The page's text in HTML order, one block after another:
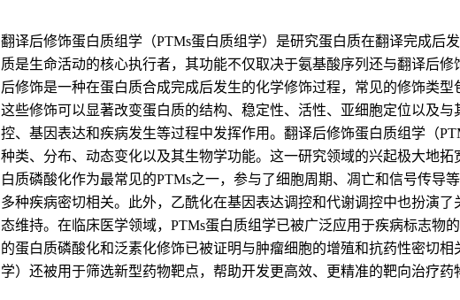
翻译后修饰蛋白质组学（PTMs蛋白质组学）是研究蛋白质在翻译完成后
质是生命活动的核心执行者，其功能不仅取决于氨基酸序列还与翻译后
后修饰是一种在蛋白质合成完成后发生的化学修饰过程，常见的修饰类
这些修饰可以显著改变蛋白质的结构、稳定性、活性、亚细胞定位以及
控、基因表达和疾病发生等过程中发挥作用。翻译后修饰蛋白质组学（
种类、分布、动态变化以及其生物学功能。这一研究领域的兴起极大地
白质磷酸化作为最常见的PTMs之一，参与了细胞周期、凋亡和信号传导
多种疾病密切相关。此外，乙酰化在基因表达调控和代谢调控中也扮演
态维持。在临床医学领域，PTMs蛋白质组学已被广泛应用于疾病标志物
的蛋白质磷酸化和泛素化修饰已被证明与肿瘤细胞的增殖和抗药性密切
学）还被用于筛选新型药物靶点，帮助开发更高效、更精准的靶向治疗药